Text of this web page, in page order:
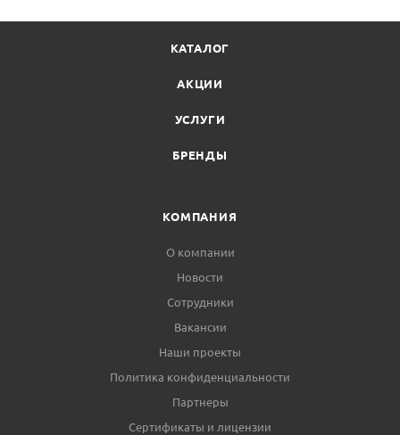
КАТАЛОГ
АКЦИИ
УСЛУГИ
БРЕНДЫ
КОМПАНИЯ
О компании
Новости
Сотрудники
Вакансии
Наши проекты
Политика конфиденциальности
Партнеры
Сертификаты и лицензии